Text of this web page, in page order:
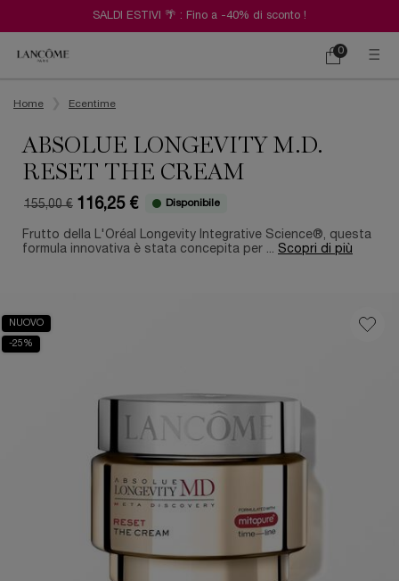
SALDI ESTIVI 🌴 : Fino a -40% di sconto !
Carrello
0
0 prodotto
Home
Ecentime
ABSOLUE LONGEVITY M.D.
RESET THE CREAM
155,00 € 116,25 € Disponibile
Frutto della L'Oréal Longevity Integrative Science®, questa
formula innovativa è stata concepita per ... Scopri di più
NUOVO
-25%